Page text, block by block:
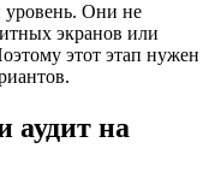
уровень. Они не
экранов или
этот этап нужен
аудит на